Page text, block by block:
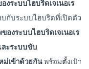
ระบบไฮบริดเจเนอเร
บกับระบบไฮบริดที่เปิดตัว
องระบบไฮบริดเจเนอเร
ะระบบขับ
เข้าด้วยกันพร้อมตั้งเป้า